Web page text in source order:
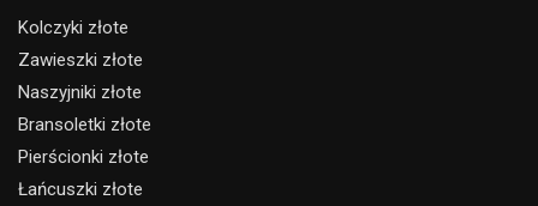
Kolczyki złote
Zawieszki złote
Naszyjniki złote
Bransoletki złote
Pierścionki złote
Łańcuszki złote